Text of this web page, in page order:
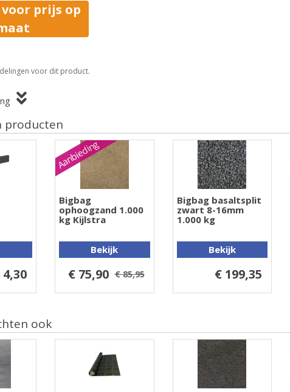
prijs op
voor dit product.
producten
4,30
Aanbieding
Bigbag
ophoogzand 1.000
kg Kijlstra
Bekijk
€ 75,90 € 85,95
Bigbag basaltsplit
zwart 8-16mm
1.000 kg
Bekijk
€ 199,35
ook